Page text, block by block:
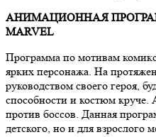
АНИМАЦИОННАЯ
MARVEL
Программа по мотивам
ярких персонажа. На
руководством своего героя,
способности и костюм круче.
против боссов. Данная
детского, но и для взрослого